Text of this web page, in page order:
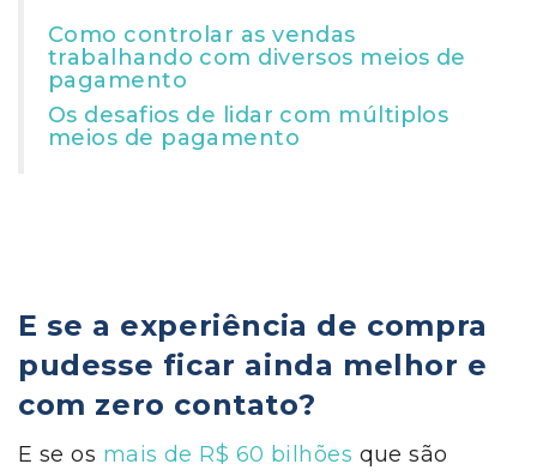
Como controlar as vendas
trabalhando com diversos meios de
pagamento
Os desafios de lidar com múltiplos
meios de pagamento
E se a experiência de compra
pudesse ficar ainda melhor e
com zero contato?
E se os mais de R$ 60 bilhões que são